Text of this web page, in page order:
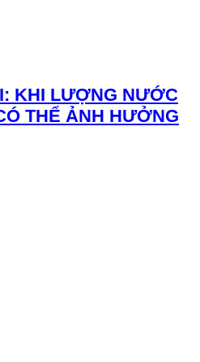
KHI LƯỢNG NƯỚC
THỂ ẢNH HƯỞNG